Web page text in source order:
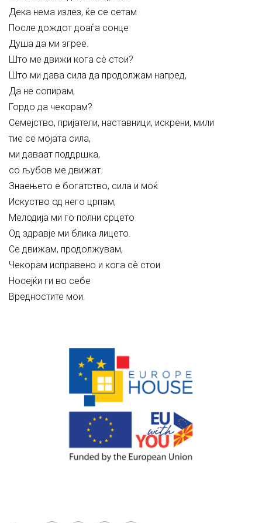
Дека нема излез, ќе се сетам
После дождот доаѓа сонце
Душa да ми згрее.
Што ме движи кога сѐ стои?
Што ми дава сила да продолжам напред,
Да не сопирам,
Гордо да чекорам?
Семејство, пријатели, наставници, искрени, мили
тие се мојата сила,
ми даваат поддршка,
со љубов ме движат.
Знаењето е богатство, сила и моќ
Искуство од него црпам,
Мелодија ми го полни срцето
Од здравје ми блика лицето.
Се движам, продолжувам,
Чекорам исправено и кога сѐ стои
Носејќи ги во себе
Вредностите мои.